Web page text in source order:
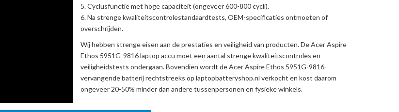
Cyclusfunctie met hoge capaciteit (ongeveer 600-800 cycli).
Na strenge kwaliteitscontrolestandaardtests, OEM-specificaties ontmoeten of
overschrijden.
Wij hebben strenge eisen aan de prestaties en veiligheid van producten. DeAcer Aspire
Ethos 5951G-9816 laptop accu moet een aantal strenge kwaliteitscontroles en
veiligheidstests ondergaan. Bovendien wordt deAcer Aspire Ethos 5951G-9816-
vervangende batterijrechtstreeks op laptopbatteryshop.nl verkocht en kost daarom
ongeveer 20-50% minder dan andere tussenpersonen en fysieke winkels.